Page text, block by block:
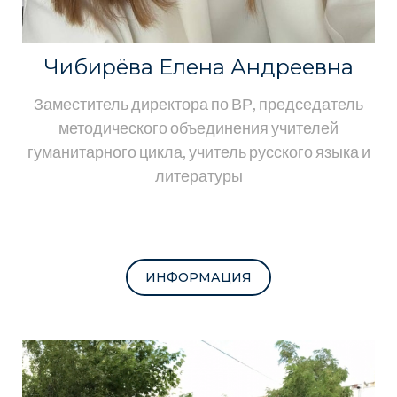
Чибирёва Елена Андреевна
Заместитель директора по ВР, председатель
методического объединения учителей
гуманитарного цикла, учитель русского языка и
литературы
ИНФОРМАЦИЯ